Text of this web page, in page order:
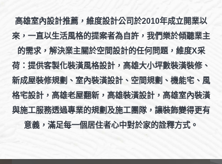
高雄室內設計推薦，維度設計公司於2010年成立開業以
來，一直以生活風格的提案者為自許，我們樂於傾聽業主
的需求，解決業主關於空間設計的任何問題，維度X采
荷：提供客製化裝潢風格設計，高雄大小坪數裝潢裝修、
新成屋裝修規劃、室內裝潢設計、空間規劃、機能宅、風
格宅設計，高雄老屋翻新，高雄裝潢設計，高雄室內裝潢
與施工服務透過專業的規劃及施工團隊，讓裝飾變得更有
意義，滿足每一個居住者心中對於家的詮釋方式。